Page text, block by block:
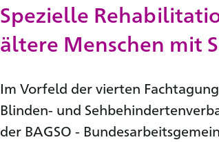
Spezielle
ältere Menschen mit
Im Vorfeld der vierten
Blinden- und
der BAGSO -